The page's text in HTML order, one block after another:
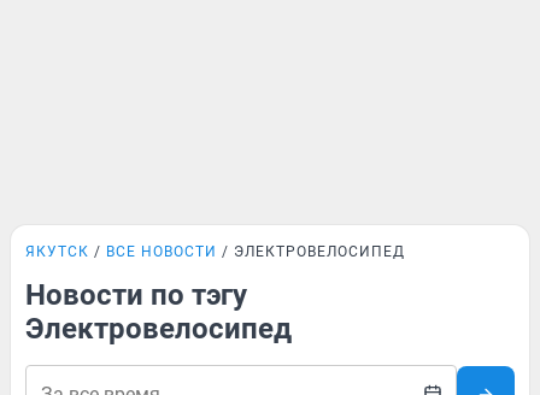
ЯКУТСК ВСЕ НОВОСТИ ЭЛЕКТРОВЕЛОСИПЕД
Новости по тэгу
Электровелосипед